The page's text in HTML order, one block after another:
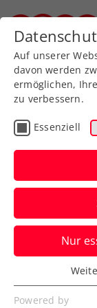
Auf unserer
davon werden
ermöglichen,
zu verbessern.
Essenziell
Nur
Essenziell
Essenzielle
Powered by